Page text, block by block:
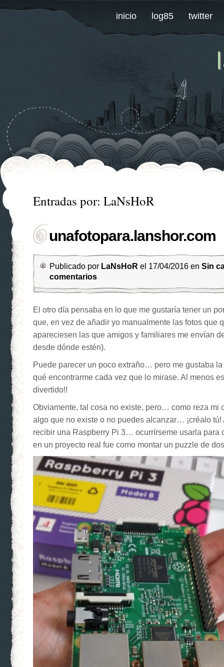
inicio log85 twitter
Entradas por: LaNsHoR
unafotopara.lanshor.com
Publicado por LaNsHoR el 17/04/2016 en Sin
comentarios
El otro día pensaba en lo que me gustaría tener un
que, en vez de añadir yo manualmente las fotos que
apareciesen las que amigos y familiares me envían
desde dónde estén).
Puede parecer un poco extraño… pero me gustaba
qué encontrarme cada vez que lo mirase. Al menos
divertido!!
Obviamente, tal cosa no existe, pero… como reza mi
algo que no existe o no puedes alcanzar… ¡créalo tú!
recibir una Raspberry Pi 3… ocurrírseme usarla para
en un proyecto real fue como montar un puzzle de